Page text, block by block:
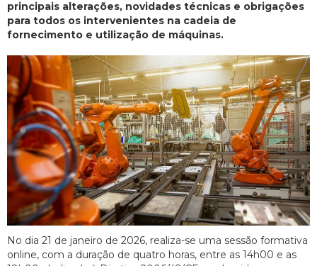
principais alterações, novidades técnicas e obrigações
para todos os intervenientes na cadeia de
fornecimento e utilização de máquinas.
No dia 21 de janeiro de 2026, realiza-se uma sessão formativa
online, com a duração de quatro horas, entre as 14h00 e as